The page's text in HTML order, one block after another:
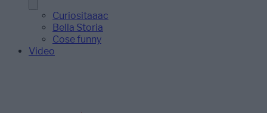
Curiositaaac
Bella Storia
Cose funny
Video